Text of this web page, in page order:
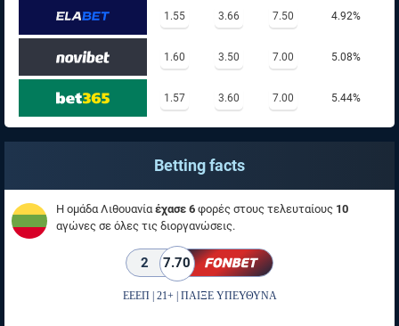
1.55 3.66 7.50 4.92%
1.60 3.50 7.00 5.08%
1.57 3.60 7.00 5.44%
Betting facts
Η ομάδα Λιθουανίαέχασε 6 φορές στους τελευταίους 10
αγώνες σε όλες τις διοργανώσεις.
2 7.70
ΕΕΕΠ | 21+ | ΠΑΙΞΕ ΥΠΕΥΘΥΝΑ